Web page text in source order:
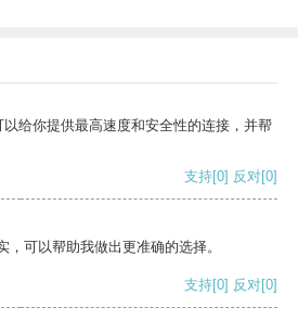
给你提供最高速度和安全性的连接，并帮
支持[0] 反对[0]
可以帮助我做出更准确的选择。
支持[0] 反对[0]